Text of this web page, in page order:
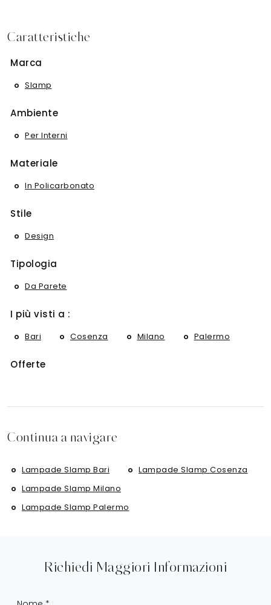
Caratteristiche
Marca
Slamp
Ambiente
Per Interni
Materiale
In Policarbonato
Stile
Design
Tipologia
Da Parete
I più visti a :
Bari Cosenza Milano Palermo
Offerte
Continua a navigare
Lampade Slamp Bari
Lampade Slamp Cosenza
Lampade Slamp Milano
Lampade Slamp Palermo
Richiedi Maggiori Informazioni